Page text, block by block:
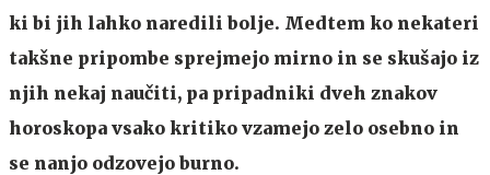
ki bi jih lahko naredili bolje. Medtem ko nekateri
takšne pripombe sprejmejo mirno in se skušajo iz
njih nekaj naučiti, pa pripadniki dveh znakov
horoskopa vsako kritiko vzamejo zelo osebno in
se nanjo odzovejo burno.